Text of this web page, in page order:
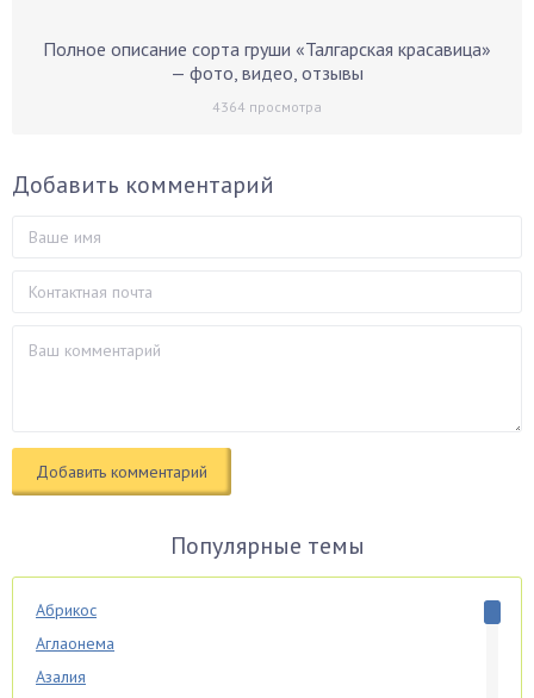
Полное описание сорта груши «Талгарская красавица»
— фото, видео, отзывы
4364 просмотра
Добавить комментарий
Популярные темы
Абрикос
Аглаонема
Азалия